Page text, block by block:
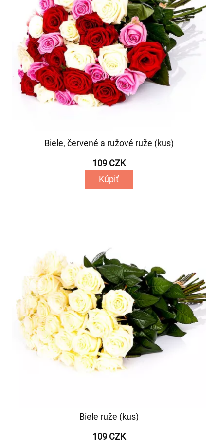
Biele, červené a ružové ruže (kus)
109 CZK
Kúpiť
Biele ruže (kus)
109 CZK